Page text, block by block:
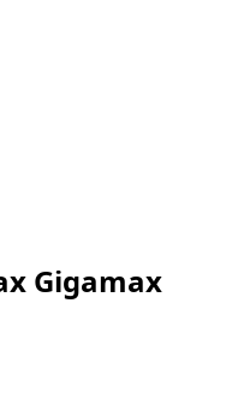
Gigamax